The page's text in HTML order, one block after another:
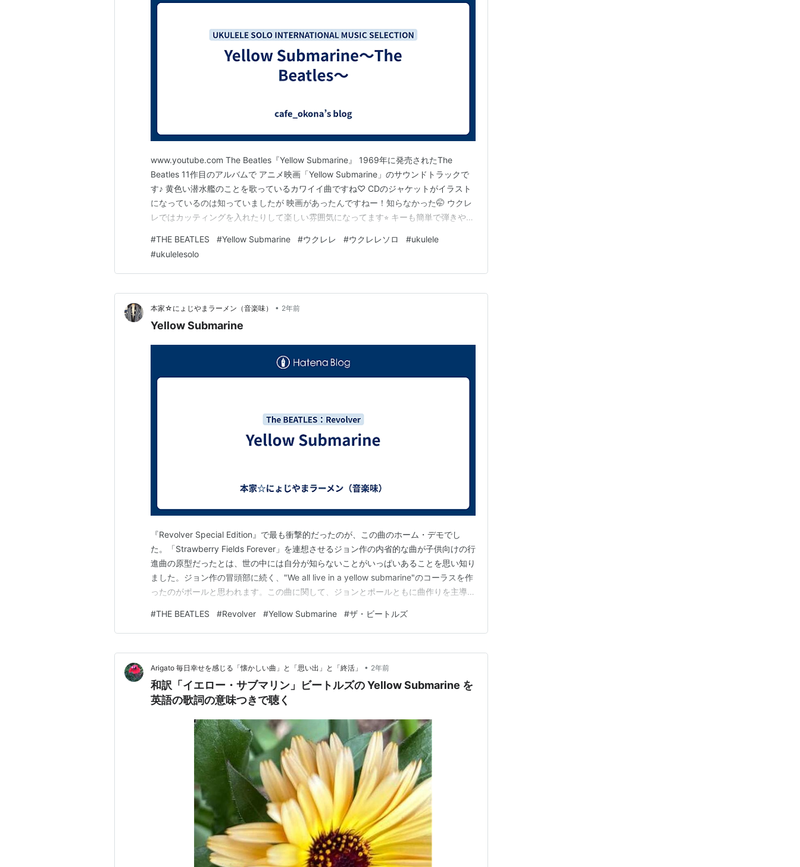
www.youtube.com The Beatles『Yellow Submarine』 1969年に発売されたThe
Beatles 11作目のアルバムで アニメ映画「Yellow Submarine」のサウンドトラックで
す♪ 黄色い潜水艦のことを歌っているカワイイ曲ですね♡ CDのジャケットがイラスト
になっているのは知っていましたが 映画があったんですねー！知らなかった🤭 ウクレ
レではカッティングを入れたりして楽しい雰囲気になってます⭐︎ キーも簡単で弾きやす
ランキング参加中【公式】2024年開設ブログ ラ…
#THE BEATLES #Yellow Submarine #ウクレレ #ウクレレソロ #ukulele
#ukulelesolo
本家☆にょじやまラーメン（音楽味） • 2年前
Yellow Submarine
『Revolver Special Edition』で最も衝撃的だったのが、この曲のホーム・デモでし
た。「Strawberry Fields Forever」を連想させるジョン作の内省的な曲が子供向けの行
進曲の原型だったとは、世の中には自分が知らないことがいっぱいあることを思い知り
ました。ジョン作の冒頭部に続く、"We all live in a yellow submarine"のコーラスを作
ったのがポールと思われます。この曲に関して、ジョンとポールともに曲作りを主導し
の音源を聴く限り当初は…
#THE BEATLES #Revolver #Yellow Submarine #ザ・ビートルズ
Arigato 毎日幸せを感じる「懐かしい曲」と「思い出」と「終活」 • 2年前
和訳「イエロー・サブマリン」ビートルズの Yellow Submarine を
英語の歌詞の意味つきで聴く